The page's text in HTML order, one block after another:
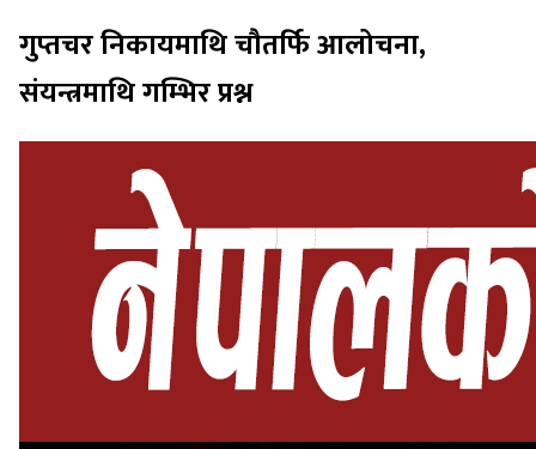
गुप्तचर निकायमाथि चौतर्फि आलोचना,
संयन्त्रमाथि गम्भिर प्रश्न